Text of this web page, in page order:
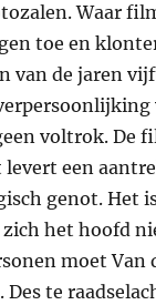
Waar
toe en
van de jaren
voltrok. De
levert een
genot. Het
zich het hoofd
moet
Des te